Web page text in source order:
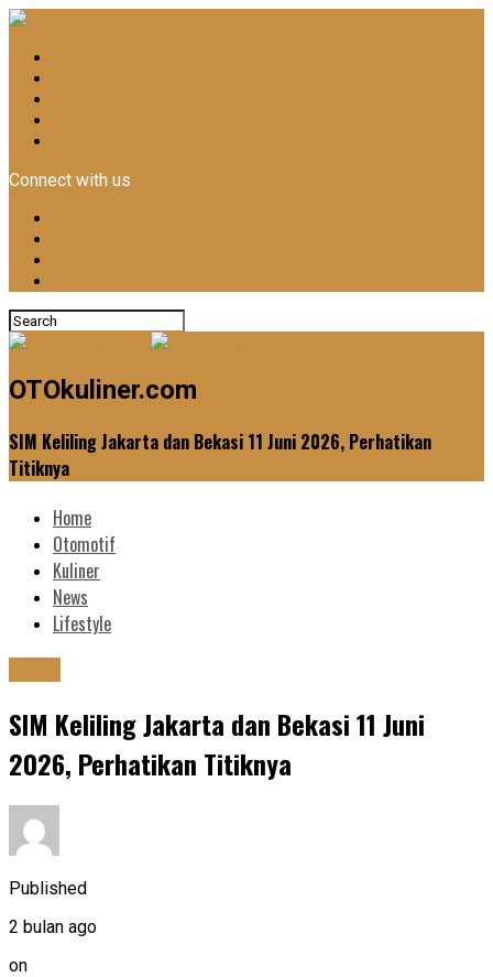
Connect with us
OTOkuliner.com
SIM Keliling Jakarta dan Bekasi 11 Juni 2026, Perhatikan
Titiknya
Home
Otomotif
Kuliner
News
Lifestyle
SIM Keliling Jakarta dan Bekasi 11 Juni
2026, Perhatikan Titiknya
Published
2 bulan ago
on